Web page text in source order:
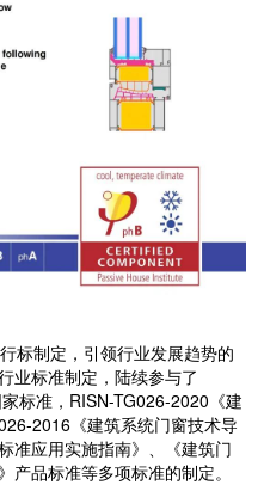
标制定，引领行业发展趋势的
业标准制定，陆续参与了
标准，RISN-TG026-2020《建
2016《建筑系统门窗技术导
准应用实施指南》、《建筑门
品标准等多项标准的制定。